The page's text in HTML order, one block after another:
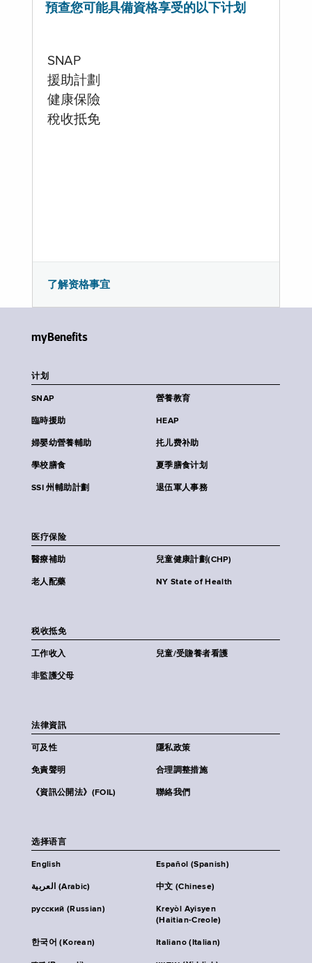
預查您可能具備資格享受的以下计划
SNAP
援助計劃
健康保險
稅收抵免
了解资格事宜
myBenefits
计划
SNAP 營養教育
臨時援助 HEAP
婦嬰幼營養輔助 扥儿费补助
學校膳食 夏季膳食计划
SSI 州輔助計劃 退伍軍人事務
医疗保险
醫療補助 兒童健康計劃(CHP)
老人配藥 NY State of Health
税收抵免
工作收入 兒童/受贍養者看護
非監護父母
法律資訊
可及性 隱私政策
免責聲明 合理調整措施
《資訊公開法》(FOIL) 聯絡我們
选择语言
English Español (Spanish)
العربية (Arabic) 中文 (Chinese)
русский (Russian)
Kreyòl Ayisyen
(Haitian-Creole)
한국어 (Korean) Italiano (Italian)